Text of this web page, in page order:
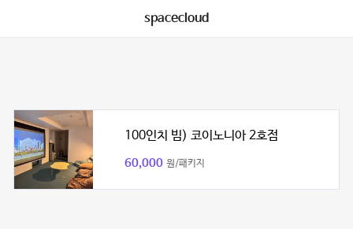
spacecloud
100인치 빔) 코이노니아 2호점
60,000 원/패키지